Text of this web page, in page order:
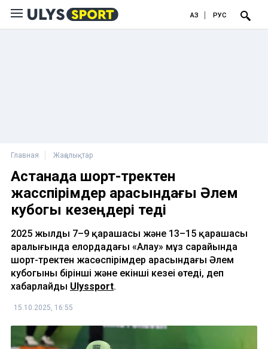
ҚАЗ РУС
Главная Жаңалықтар
Астанада шорт-тректен
жасөспірімдер арасындағы Әлем
кубогы кезеңдері өтеді
2025 жылдың 7–9 қарашасы және 13–15 қарашасы
аралығында елордадағы «Алау» мұз сарайында
шорт-тректен жасөспірімдер арасындағы Әлем
кубогының бірінші және екінші кезеңі өтеді, деп
хабарлайды Ulyssport.
15.10.2025, 16:55